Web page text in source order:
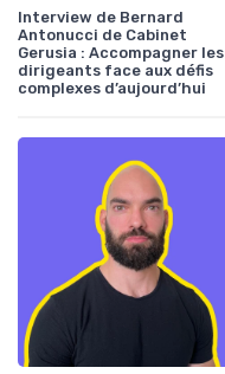
Interview de Bernard
Antonucci de Cabinet
Gerusia : Accompagner les
dirigeants face aux défis
complexes d’aujourd’hui